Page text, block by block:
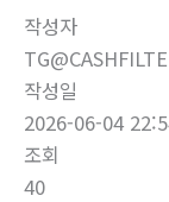
작성자
작성일
2026-06-04
조회
40